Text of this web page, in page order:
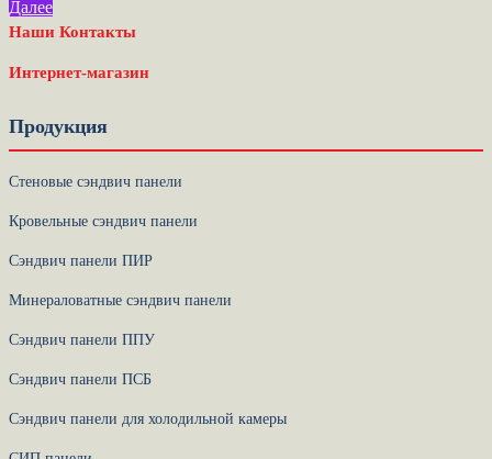
Далее
Наши Контакты
Интернет-магазин
Продукция
Стеновые сэндвич панели
Кровельные сэндвич панели
Сэндвич панели ПИР
Минераловатные сэндвич панели
Сэндвич панели ППУ
Сэндвич панели ПСБ
Сэндвич панели для холодильной камеры